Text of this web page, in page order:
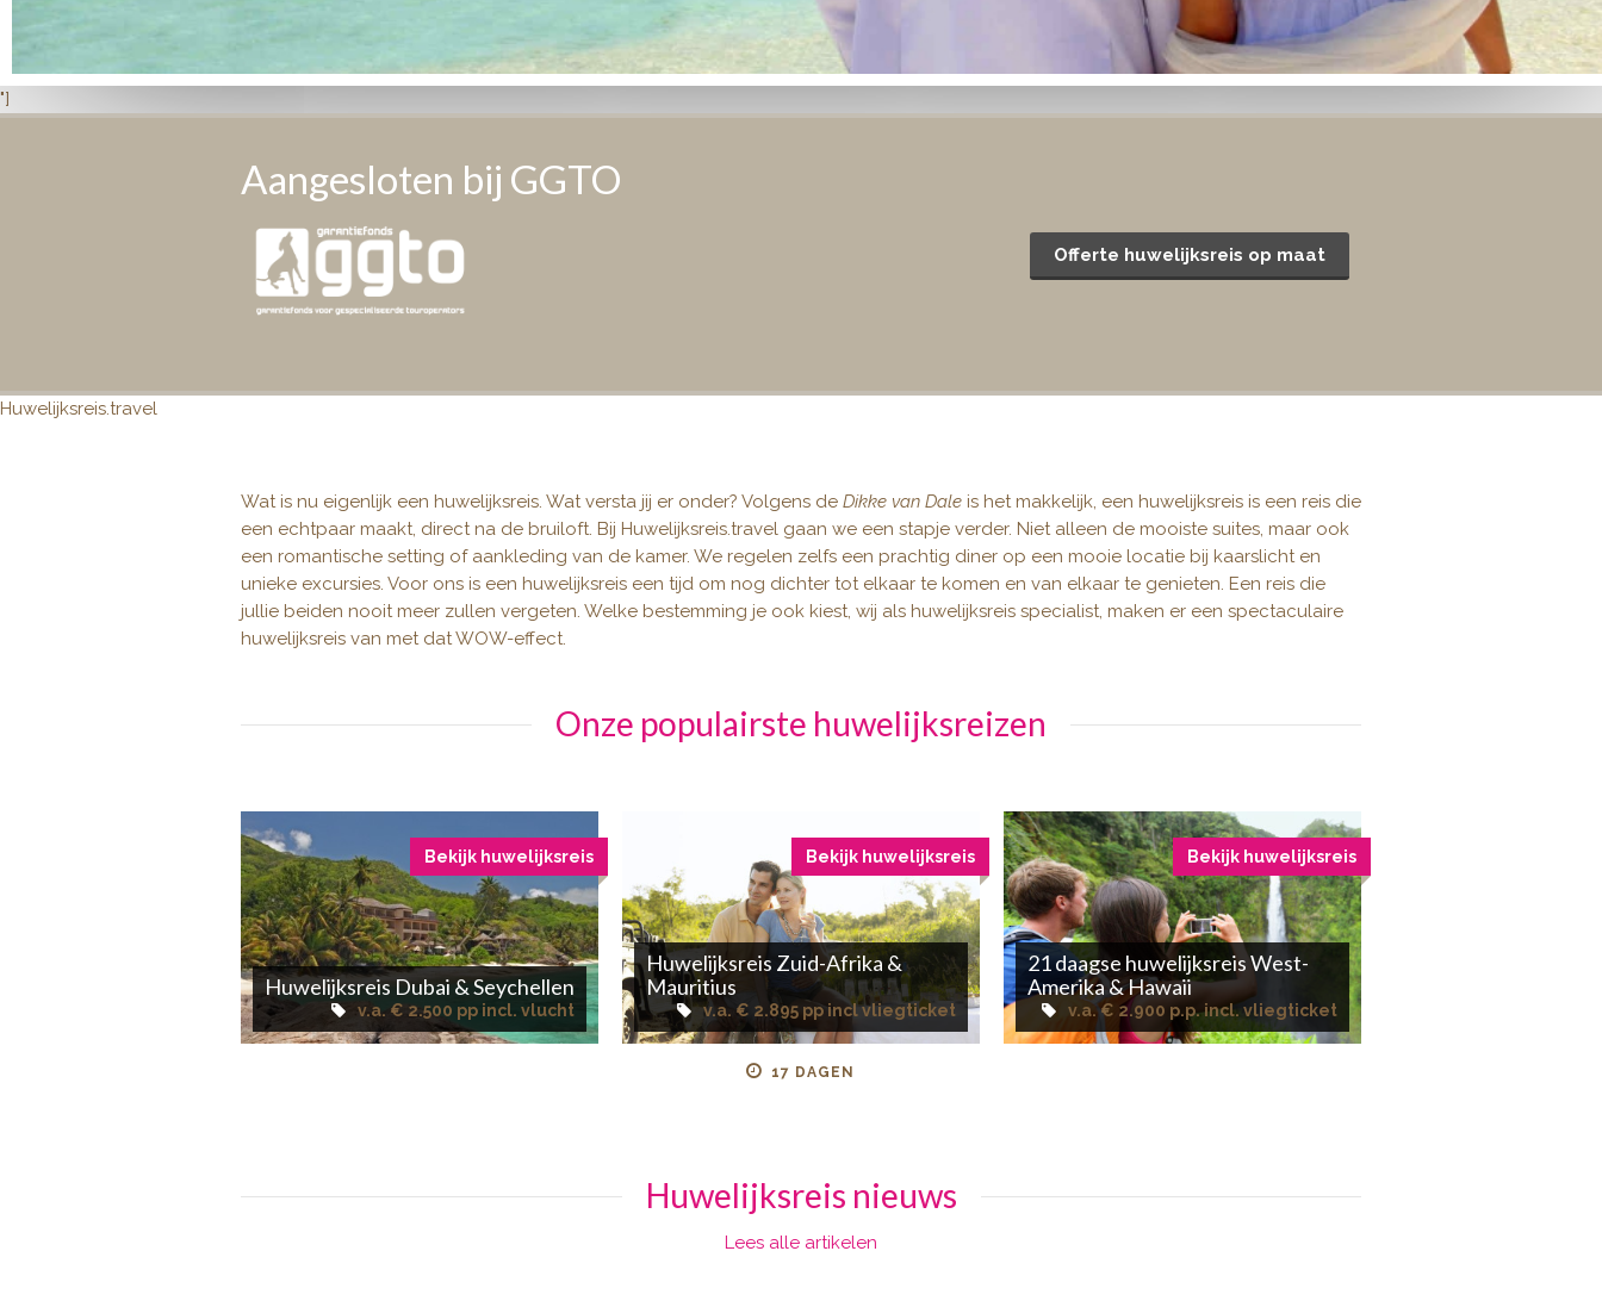
"]
Aangesloten bij GGTO
Offerte huwelijksreis op maat
Huwelijksreis.travel
Wat is nu eigenlijk een huwelijksreis. Wat versta jij er onder? Volgens de Dikke van Dale is het makkelijk, een huwelijksreis is een reis die
een echtpaar maakt, direct na de bruiloft. Bij Huwelijksreis.travel gaan we een stapje verder. Niet alleen de mooiste suites, maar ook
een romantische setting of aankleding van de kamer. We regelen zelfs een prachtig diner op een mooie locatie bij kaarslicht en
unieke excursies. Voor ons is een huwelijksreis een tijd om nog dichter tot elkaar te komen en van elkaar te genieten. Een reis die
jullie beiden nooit meer zullen vergeten. Welke bestemming je ook kiest, wij als huwelijksreis specialist, maken er een spectaculaire
huwelijksreis van met dat WOW-effect.
Onze populairste huwelijksreizen
Bekijk huwelijksreis
Huwelijksreis Dubai & Seychellen
v.a. € 2.500 pp incl. vlucht
Bekijk huwelijksreis
Huwelijksreis Zuid-Afrika &
Mauritius
v.a. € 2.895 pp incl vliegticket
17 DAGEN
Bekijk huwelijksreis
21 daagse huwelijksreis West-
Amerika & Hawaii
v.a. € 2.900 p.p. incl. vliegticket
Huwelijksreis nieuws
Lees alle artikelen